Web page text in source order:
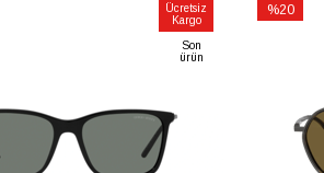
Ücretsiz
Kargo
Son
ürün
%20